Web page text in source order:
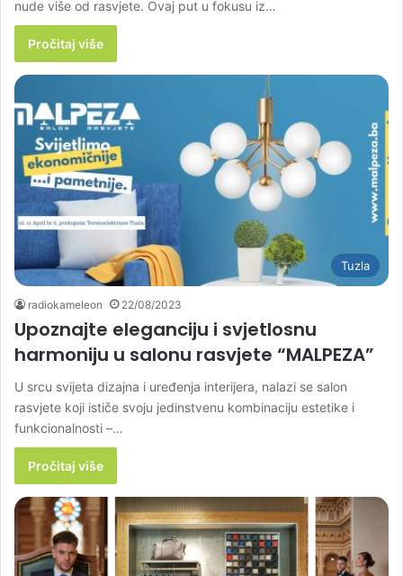
nude više od rasvjete. Ovaj put u fokusu iz…
Pročitaj više
Tuzla
radiokameleon 22/08/2023
Upoznajte eleganciju i svjetlosnu
harmoniju u salonu rasvjete “MALPEZA”
U srcu svijeta dizajna i uređenja interijera, nalazi se salon
rasvjete koji ističe svoju jedinstvenu kombinaciju estetike i
funkcionalnosti –…
Pročitaj više